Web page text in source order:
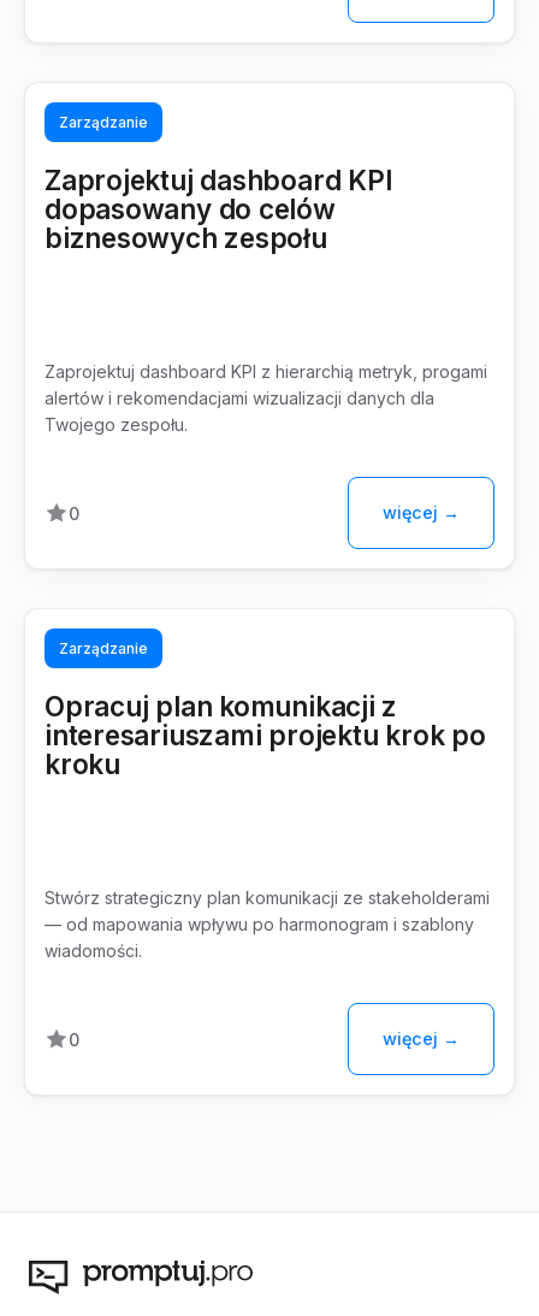
Zarządzanie
Zaprojektuj dashboard KPI
dopasowany do celów
biznesowych zespołu
Zaprojektuj dashboard KPI z hierarchią metryk, progami
alertów i rekomendacjami wizualizacji danych dla
Twojego zespołu.
0 więcej →
Zarządzanie
Opracuj plan komunikacji z
interesariuszami projektu krok po
kroku
Stwórz strategiczny plan komunikacji ze stakeholderami
— od mapowania wpływu po harmonogram i szablony
wiadomości.
0 więcej →